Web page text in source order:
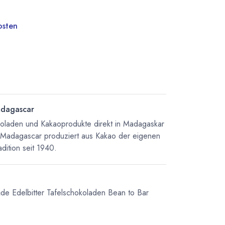
und Kakaoprodukte direkt in Madagaskar
produziert aus Kakao der eigenen
seit 1940.
Edelbitter Tafelschokoladen Bean to Bar